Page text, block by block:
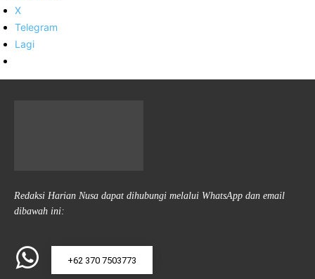
X
Telegram
Lagi
Redaksi Harian Nusa dapat dihubungi melalui WhatsApp dan email
dibawah ini:
+62 370 7503773